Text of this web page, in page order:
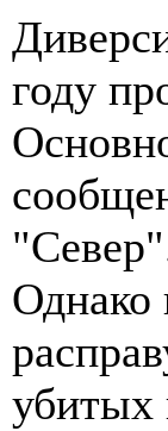
году
Однако
убитых